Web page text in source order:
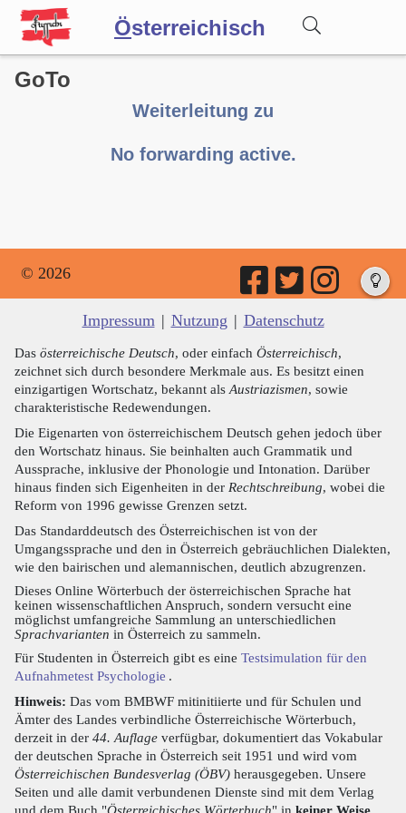
Österreichisch
Wörterbuch
GoTo
Weiterleitung zu
No forwarding active.
© 2026
Impressum | Nutzung | Datenschutz
Das österreichische Deutsch, oder einfach Österreichisch,
zeichnet sich durch besondere Merkmale aus. Es besitzt einen
einzigartigen Wortschatz, bekannt als Austriazismen, sowie
charakteristische Redewendungen.
Die Eigenarten von österreichischem Deutsch gehen jedoch über
den Wortschatz hinaus. Sie beinhalten auch Grammatik und
Aussprache, inklusive der Phonologie und Intonation. Darüber
hinaus finden sich Eigenheiten in der Rechtschreibung, wobei die
Reform von 1996 gewisse Grenzen setzt.
Das Standarddeutsch des Österreichischen ist von der
Umgangssprache und den in Österreich gebräuchlichen Dialekten,
wie den bairischen und alemannischen, deutlich abzugrenzen.
Dieses Online Wörterbuch der österreichischen Sprache hat
keinen wissenschaftlichen Anspruch, sondern versucht eine
möglichst umfangreiche Sammlung an unterschiedlichen
Sprachvarianten in Österreich zu sammeln.
Für Studenten in Österreich gibt es eine Testsimulation für den
Aufnahmetest Psychologie .
Hinweis: Das vom BMBWF mitinitiierte und für Schulen und
Ämter des Landes verbindliche Österreichische Wörterbuch,
derzeit in der 44. Auflage verfügbar, dokumentiert das Vokabular
der deutschen Sprache in Österreich seit 1951 und wird vom
Österreichischen Bundesverlag (ÖBV) herausgegeben. Unsere
Seiten und alle damit verbundenen Dienste sind mit dem Verlag
und dem Buch "Österreichisches Wörterbuch" in keiner Weise